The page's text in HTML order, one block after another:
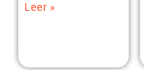
Leer »